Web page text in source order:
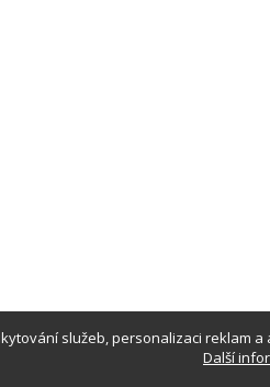
služeb, personalizaci reklam
Další